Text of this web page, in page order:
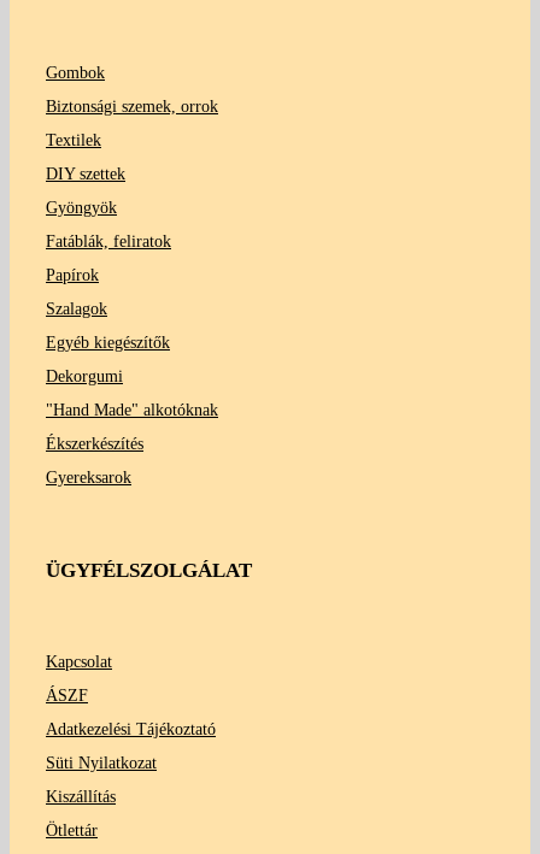
Gombok
Biztonsági szemek, orrok
Textilek
DIY szettek
Gyöngyök
Fatáblák, feliratok
Papírok
Szalagok
Egyéb kiegészítők
Dekorgumi
"Hand Made" alkotóknak
Ékszerkészítés
Gyereksarok
ÜGYFÉLSZOLGÁLAT
Kapcsolat
ÁSZF
Adatkezelési Tájékoztató
Süti Nyilatkozat
Kiszállítás
Ötlettár